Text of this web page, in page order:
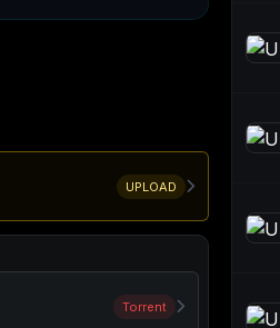
UPLOAD
Torrent